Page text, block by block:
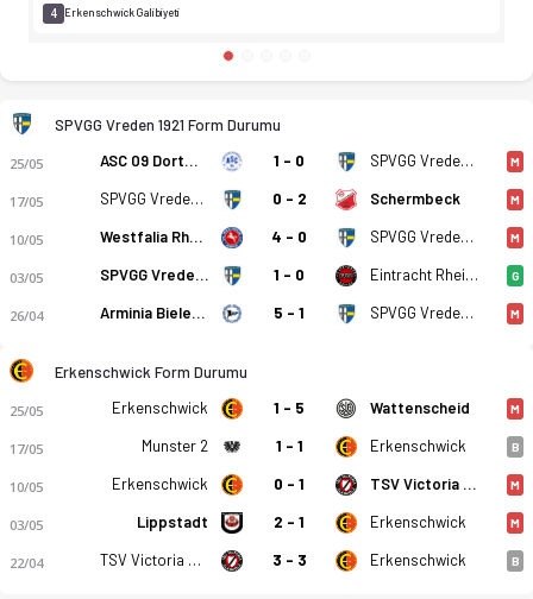
4 Erkenschwick Galibiyeti
SPVGG Vreden 1921 Form Durumu
25/05 ASC 09 Dortmund 1 - 0 SPVGG Vreden 1921 M
17/05 SPVGG Vreden 1921 0 - 2 Schermbeck M
10/05 Westfalia Rhynern 4 - 0 SPVGG Vreden 1921 M
03/05 SPVGG Vreden 1921 1 - 0 Eintracht Rheine G
26/04 Arminia Bielefeld (A) 5 - 1 SPVGG Vreden 1921 M
Erkenschwick Form Durumu
25/05 Erkenschwick 1 - 5 Wattenscheid M
17/05 Munster 2 1 - 1 Erkenschwick B
10/05 Erkenschwick 0 - 1 TSV Victoria Clarholz M
03/05 Lippstadt 2 - 1 Erkenschwick M
22/04 TSV Victoria Clarholz 3 - 3 Erkenschwick B